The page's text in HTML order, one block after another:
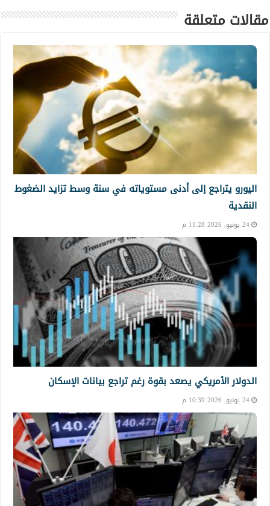
مقالات متعلقة
اليورو يتراجع إلى أدنى مستوياته في سنة وسط تزايد الضغوط
النقدية
24 يونيو, 2026 11:28 م
الدولار الأمريكي يصعد بقوة رغم تراجع بيانات الإسكان
24 يونيو, 2026 10:39 م